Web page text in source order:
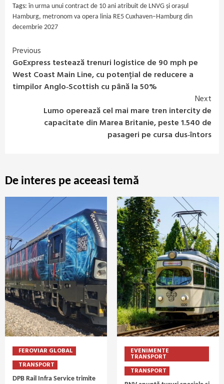
Tags: în urma unui contract de 10 ani atribuit de LNVG și orașul
Hamburg, metronom va opera linia RE5 Cuxhaven–Hamburg din
decembrie 2027
Continue
Reading
Previous
GoExpress testează trenuri logistice de 90 mph pe
West Coast Main Line, cu potențial de reducere a
timpilor Anglo‑Scottish cu până la 50%
Next
Lumo operează cel mai mare tren intercity de
capacitate din Marea Britanie, peste 1.540 de
pasageri pe cursa dus‑întors
De interes pe aceeasi temă
FEROVIAR GLOBAL
TRANSPORT
DPB Rail Infra Service trimite
EVENIMENTE
TRANSPORT
TRANSPORT